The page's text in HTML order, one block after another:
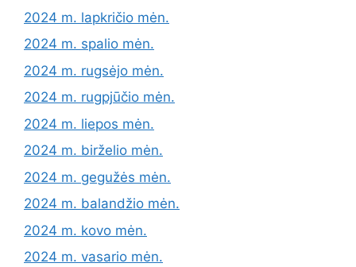
2024 m. lapkričio mėn.
2024 m. spalio mėn.
2024 m. rugsėjo mėn.
2024 m. rugpjūčio mėn.
2024 m. liepos mėn.
2024 m. birželio mėn.
2024 m. gegužės mėn.
2024 m. balandžio mėn.
2024 m. kovo mėn.
2024 m. vasario mėn.